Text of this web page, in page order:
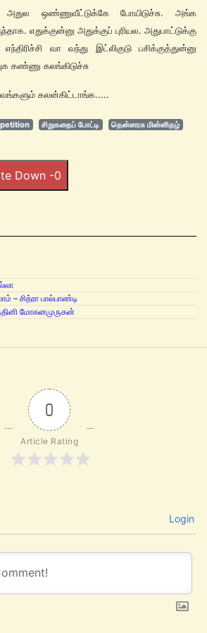
அதுல ஒண்ணுவீட்டுக்கே போயிடுச்சு. அங்க
எதுக்குன்னு அதுக்குப் புரியல. அதுபாட்டுக்கு
வா வந்து இட்லிகுடு பசிக்குத்துன்னு
கண்ணு கலங்கிடுச்சு
கலன்கிட்டாங்க.....
சிறுகதைப் போட்டி
தென்னரசு மின்னிதழ்
Down -0
– சித்ரா பால்பாண்டி
மோகனமுருகன்
0
Article Rating
Login